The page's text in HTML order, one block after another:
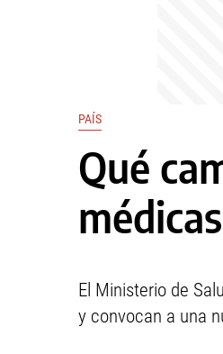
PAÍS
Qué
El Ministerio de
y convocan a una